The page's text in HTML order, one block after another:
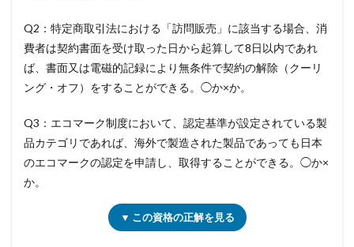
Q2：特定商取引法における「訪問販売」に該当する場合、消
費者は契約書面を受け取った日から起算して8日以内であれ
ば、書面又は電磁的記録により無条件で契約の解除（クーリ
ング・オフ）をすることができる。◯か×か。
Q3：エコマーク制度において、認定基準が設定されている製
品カテゴリであれば、海外で製造された製品であっても日本
のエコマークの認定を申請し、取得することができる。◯か×
か。
▼ この資格の正解を見る